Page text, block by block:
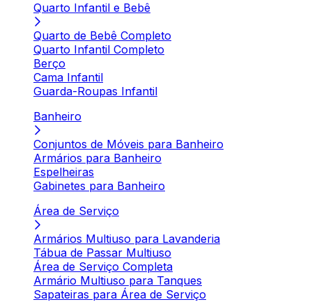
Quarto Infantil e Bebê
Quarto de Bebê Completo
Quarto Infantil Completo
Berço
Cama Infantil
Guarda-Roupas Infantil
Banheiro
Conjuntos de Móveis para Banheiro
Armários para Banheiro
Espelheiras
Gabinetes para Banheiro
Área de Serviço
Armários Multiuso para Lavanderia
Tábua de Passar Multiuso
Área de Serviço Completa
Armário Multiuso para Tanques
Sapateiras para Área de Serviço